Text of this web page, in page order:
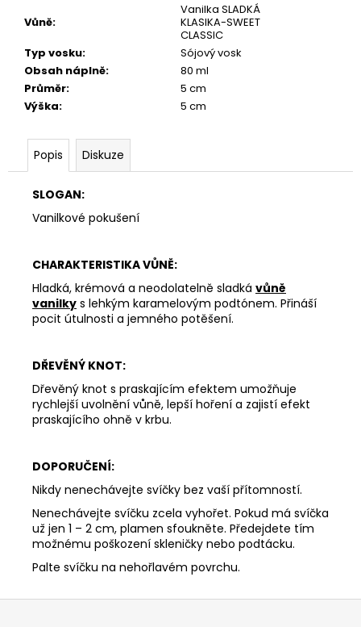
Vůně:
Vanilka SLADKÁ
KLASIKA-SWEET
CLASSIC
Typ vosku:
Sójový vosk
Obsah náplně:
80 ml
Průměr:
5 cm
Výška: 5 cm
Popis Diskuze
SLOGAN:
Vanilkové pokušení
CHARAKTERISTIKA VŮNĚ:
Hladká, krémová a neodolatelně sladká vůně
vanilky s lehkým karamelovým podtónem. Přináší
pocit útulnosti a jemného potěšení.
DŘEVĚNÝ KNOT:
Dřevěný knot s praskajícím efektem umožňuje
rychlejší uvolnění vůně, lepší hoření a zajistí efekt
praskajícího ohně v krbu.
DOPORUČENÍ:
Nikdy nenechávejte svíčky bez vaší přítomností.
Nenechávejte svíčku zcela vyhořet. Pokud má svíčka
už jen 1 – 2 cm, plamen sfoukněte. Předejdete tím
možnému poškození skleničky nebo podtácku.
Palte svíčku na nehořlavém povrchu.
AROMKA
SET
10
KS
ČAJOVÝCH
SVÍČEK
PLECHU
BEZ
162
Kč
Z